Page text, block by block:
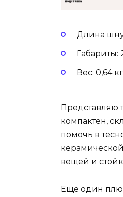
Длина
Габариты:
Вес: 0,64 кг
Представляю
компактен,
помочь в
вещей и
Еще один